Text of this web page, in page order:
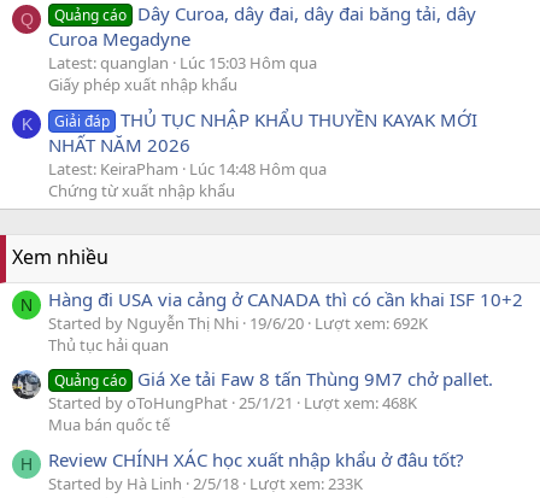
Q Quảng cáo Dây Curoa, dây đai, dây đai băng tải, dây
Curoa Megadyne
Latest: quanglan
Lúc 15:03 Hôm qua
Giấy phép xuất nhập khẩu
K Giải đáp THỦ TỤC NHẬP KHẨU THUYỀN KAYAK MỚI
NHẤT NĂM 2026
Latest: KeiraPham
Lúc 14:48 Hôm qua
Chứng từ xuất nhập khẩu
Xem nhiều
N Hàng đi USA via cảng ở CANADA thì có cần khai ISF 10+2
Started by Nguyễn Thị Nhi 19/6/20 Lượt xem: 692K
Thủ tục hải quan
Quảng cáo Giá Xe tải Faw 8 tấn Thùng 9M7 chở pallet.
Started by oToHungPhat 25/1/21
Lượt xem: 468K
Mua bán quốc tế
H Review CHÍNH XÁC học xuất nhập khẩu ở đâu tốt?
Started by Hà Linh 2/5/18 Lượt xem: 233K